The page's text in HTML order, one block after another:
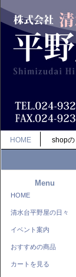
HOME shop
Menu
HOME
清水台平野屋の日々
イベント案内
おすすめの商品
カートを見る